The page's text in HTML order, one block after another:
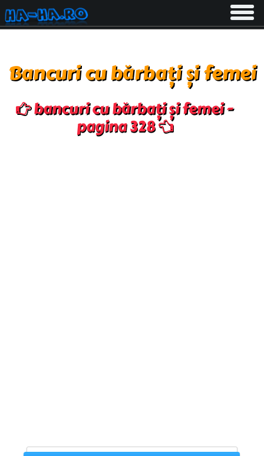
Toggle
Bancuri cu bărbați și femei
bancuri cu bărbați și femei -
pagina 328